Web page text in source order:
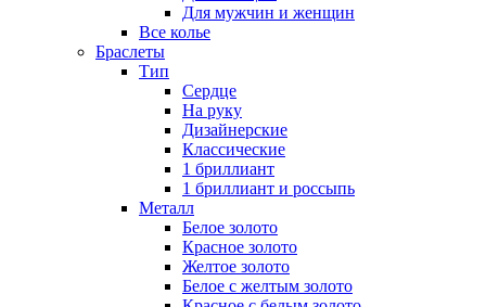
Для мужчин и женщин
Все колье
Браслеты
Тип
Сердце
На руку
Дизайнерские
Классические
1 бриллиант
1 бриллиант и россыпь
Металл
Белое золото
Красное золото
Желтое золото
Белое с желтым золото